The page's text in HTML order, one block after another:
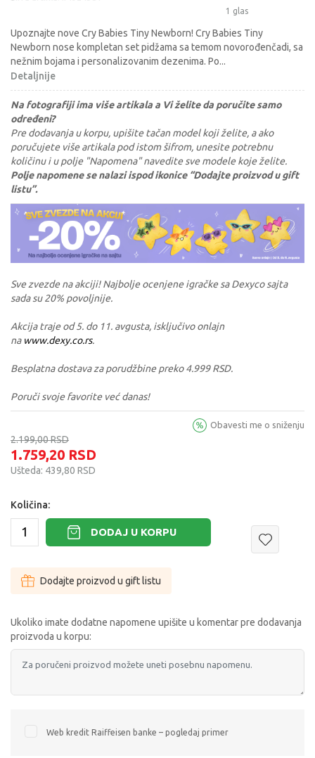
1 glas
Upoznajte nove Cry Babies Tiny Newborn! Cry Babies Tiny
Newborn nose kompletan set pidžama sa temom novorođenčadi, sa
nežnim bojama i personalizovanim dezenima. Po...
Detaljnije
Na fotografiji ima više artikala a Vi želite da poručite samo
određeni?
Pre dodavanja u korpu, upišite tačan model koji želite, a ako
poručujete više artikala pod istom šifrom, unesite potrebnu
količinu i u polje "Napomena" navedite sve modele koje želite.
Polje napomene se nalazi ispod ikonice “Dodajte proizvod u gift
listu”.
Sve zvezde na akciji! Najbolje ocenjene igračke sa Dexyco sajta
sada su 20% povoljnije.
Akcija traje od 5. do 11. avgusta, isključivo onlajn
na www.dexy.co.rs.
Besplatna dostava za porudžbine preko 4.999 RSD.
Poruči svoje favorite već danas!
2.199,00RSD
1.759,20 RSD
Ušteda: 439,80 RSD
Obavesti me o sniženju
Količina:
DODAJ U KORPU
Dodajte proizvod u gift listu
Ukoliko imate dodatne napomene upišite u komentar pre dodavanja
proizvoda u korpu:
Web kredit Raiffeisen banke – pogledaj primer